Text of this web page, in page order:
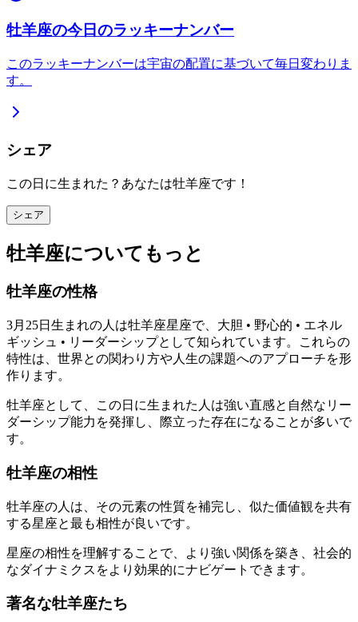
牡羊座の今日のラッキーナンバー
このラッキーナンバーは宇宙の配置に基づいて毎日変わりま
す。
シェア
この日に生まれた？あなたは牡羊座です！
シェア
牡羊座についてもっと
牡羊座の性格
3月25日生まれの人は牡羊座星座で、大胆 • 野心的 • エネル
ギッシュ • リーダーシップとして知られています。これらの
特性は、世界との関わり方や人生の課題へのアプローチを形
作ります。
牡羊座として、この日に生まれた人は強い直感と自然なリー
ダーシップ能力を発揮し、際立った存在になることが多いで
す。
牡羊座の相性
牡羊座の人は、その元素の性質を補完し、似た価値観を共有
する星座と最も相性が良いです。
星座の相性を理解することで、より強い関係を築き、社会的
なダイナミクスをより効果的にナビゲートできます。
著名な牡羊座たち